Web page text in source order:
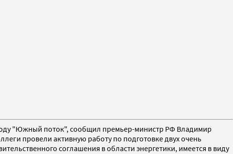
"Южный поток", сообщил премьер-министр РФ Владимир
провели активную работу по подготовке двух очень
соглашения в области энергетики, имеется в виду